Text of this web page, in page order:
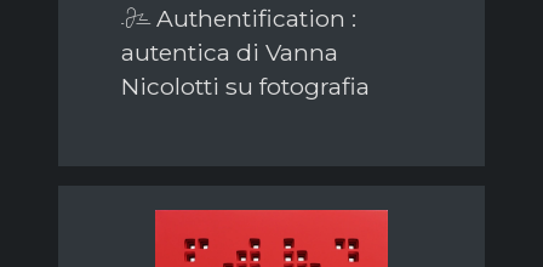
Authentification :
autentica di Vanna
Nicolotti su fotografia